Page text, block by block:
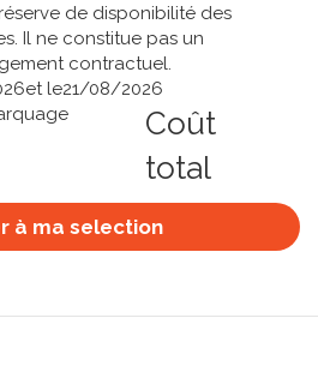
de disponibilité des
Il ne constitue pas un
contractuel.
et le21/08/2026
Coût
total
à ma selection